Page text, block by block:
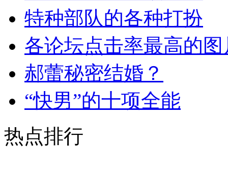
特种部队的各种打扮
各论坛点击率最高的图
郝蕾秘密结婚？
“快男”的十项全能
热点排行